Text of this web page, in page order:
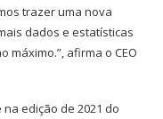
trazer uma nova
dados e estatísticas
afirma o CEO
edição de 2021 do